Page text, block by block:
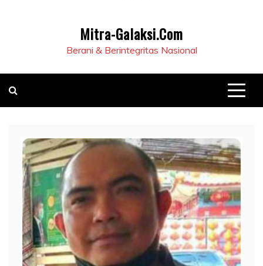
Mitra-Galaksi.Com
Berani & Berintegritas Nasional